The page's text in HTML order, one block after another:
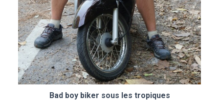
Bad boy biker sous les tropiques